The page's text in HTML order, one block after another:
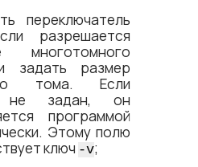
переключатель
разрешается
многотомного
задать размер
тома. Если
не задан, он
программой
Этому полю
ключ -v;